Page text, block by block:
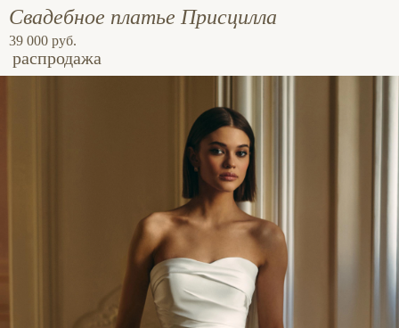
Свадебное платье Присцилла
39 000 руб.
распродажа